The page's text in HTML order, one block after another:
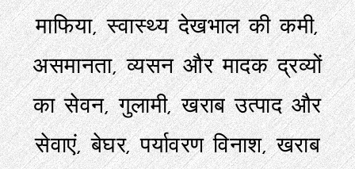
माफिया, स्वास्थ्य देखभाल की कमी,
असमानता, व्यसन और मादक द्रव्यों
का सेवन, गुलामी, खराब उत्पाद और
सेवाएं, बेघर, पर्यावरण विनाश, खराब